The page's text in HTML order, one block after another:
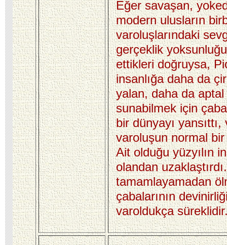
Eğer savaşan,
modern ulusların
varoluşlarındaki
gerçeklik
ettikleri doğruysa,
insanlığa daha da
yalan, daha da
sunabilmek için
bir dünyayı yansıttı,
varoluşun normal bir
Ait olduğu yüzyılın
olandan
tamamlayamadan
çabalarının
varoldukça